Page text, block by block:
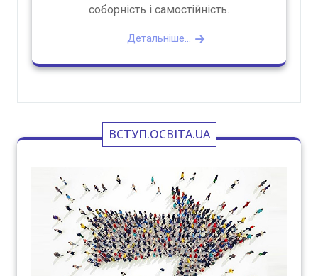
соборність і самостійність.
Детальніше...
ВСТУП.ОСВІТА.UA